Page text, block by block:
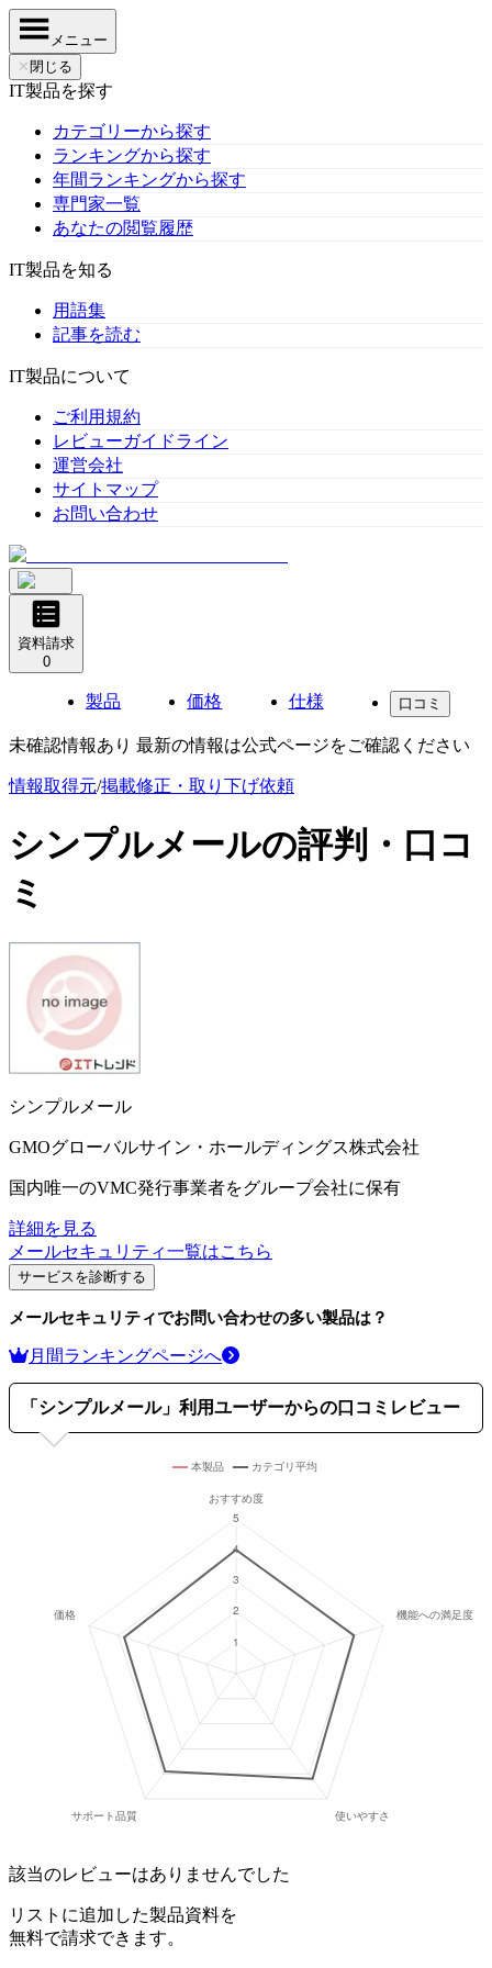
メニュー
✕ 閉じる
IT製品を探す
カテゴリーから探す
ランキングから探す
年間ランキングから探す
専門家一覧
あなたの閲覧履歴
IT製品を知る
用語集
記事を読む
IT製品について
ご利用規約
レビューガイドライン
運営会社
サイトマップ
お問い合わせ
資料請求
0
製品 価格 仕様 口コミ
未確認情報あり 最新の情報は公式ページをご確認ください
情報取得元/掲載修正・取り下げ依頼
シンプルメールの評判・口コ
ミ
シンプルメール
GMOグローバルサイン・ホールディングス株式会社
国内唯一のVMC発行事業者をグループ会社に保有
詳細を見る
メールセキュリティ一覧はこちら
サービスを診断する
メールセキュリティでお問い合わせの多い製品は？
月間ランキングページへ
「 シンプルメール」利用ユーザーからの口コミレビュー
該当のレビューはありませんでした
リストに追加した製品資料を
無料で請求できます。